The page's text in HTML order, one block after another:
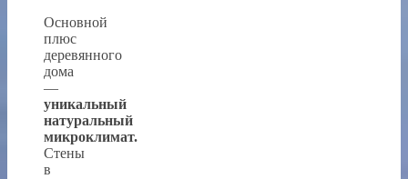
Основной
плюс
деревянного
дома
—
уникальный
натуральный
микроклимат.
Стены
в